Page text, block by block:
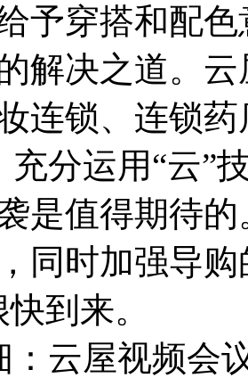
予穿搭和配
解决之道。
连锁、连锁
充分运用“云”
是值得期待
同时加强导
到来。
：云屋视频会